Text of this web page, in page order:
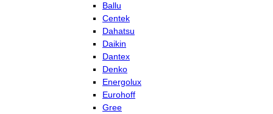
Ballu
Centek
Dahatsu
Daikin
Dantex
Denko
Energolux
Eurohoff
Gree